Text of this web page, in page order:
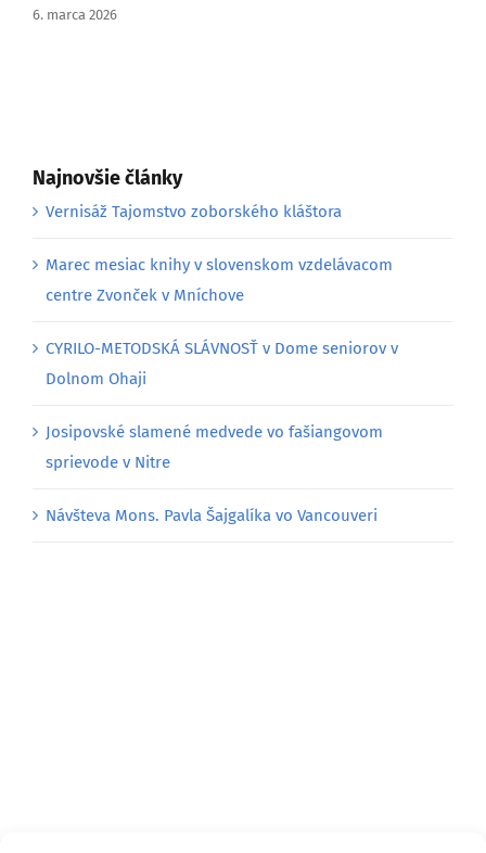
6. marca 2026
Najnovšie články
Vernisáž Tajomstvo zoborského kláštora
Marec mesiac knihy v slovenskom vzdelávacom
centre Zvonček v Mníchove
CYRILO-METODSKÁ SLÁVNOSŤ v Dome seniorov v
Dolnom Ohaji
Josipovské slamené medvede vo fašiangovom
sprievode v Nitre
Návšteva Mons. Pavla Šajgalíka vo Vancouveri